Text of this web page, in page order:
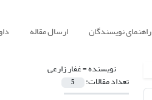
راهنمای نویسندگان ارسال مقاله
نویسنده =غفار زارعی
تعداد مقالات: 5